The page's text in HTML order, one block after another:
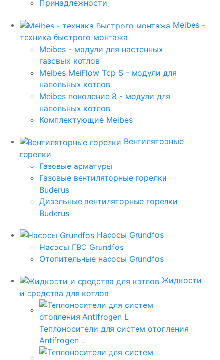
Принадлежности
Meibes -
техника быстрого монтажа
Meibes - модули для настенных
газовых котлов
Meibes MeiFlow Top S - модули для
напольных котлов
Meibes поколение 8 - модули для
напольных котлов
Комплектующие Meibes
Вентиляторные
горелки
Газовые арматуры
Газовые вентиляторные горелки
Buderus
Дизельные вентиляторные горелки
Buderus
Насосы Grundfos
Насосы ГВС Grundfos
Отопительные насосы Grundfos
Жидкости
и средства для котлов
Теплоносители для систем отопления
Antifrogen L